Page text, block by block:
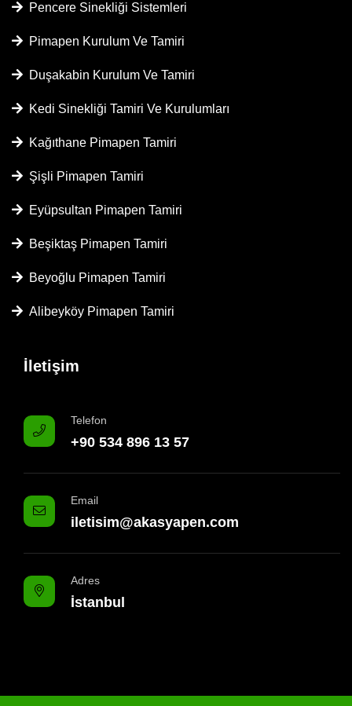
Pencere Sinekliği Sistemleri
Pimapen Kurulum Ve Tamiri
Duşakabin Kurulum Ve Tamiri
Kedi Sinekliği Tamiri Ve Kurulumları
Kağıthane Pimapen Tamiri
Şişli Pimapen Tamiri
Eyüpsultan Pimapen Tamiri
Beşiktaş Pimapen Tamiri
Beyoğlu Pimapen Tamiri
Alibeyköy Pimapen Tamiri
İletişim
Telefon
+90 534 896 13 57
Email
iletisim@akasyapen.com
Adres
İstanbul